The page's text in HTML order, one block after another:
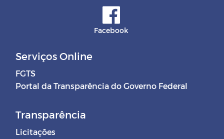
Facebook
Serviços Online
FGTS
Portal da Transparência do Governo Federal
Transparência
Licitações